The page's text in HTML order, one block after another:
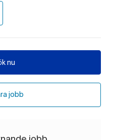
nu
jobb